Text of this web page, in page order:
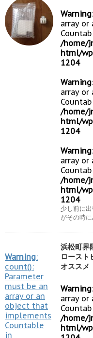
Warning
array
/home/
html/
1204
Warning
array
/home/
html/
1204
Warning
array
/home/
html/
1204
少し前に
がその時
Warning:
count():
Parameter
must be an
array or an
object that
implements
Countable
in
浜松町界
ロースト
オススメ
Warning
array
/home/
html/